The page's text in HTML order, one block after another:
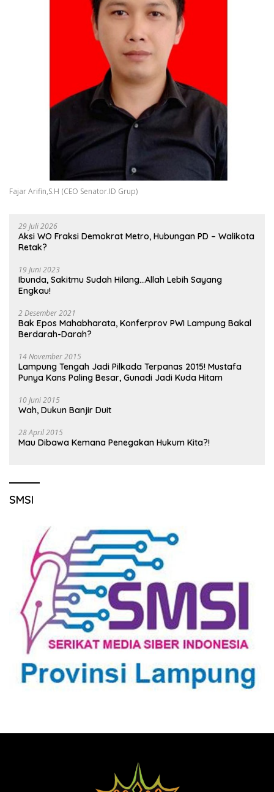
Fajar Arifin,S.H (CEO Senator.ID Grup)
29 Juli 2026
Aksi WO Fraksi Demokrat Metro, Hubungan PD – Walikota
Retak?
19 Juni 2023
Ibunda, Sakitmu Sudah Hilang…Allah Lebih Sayang
Engkau!
2 Desember 2021
Bak Epos Mahabharata, Konferprov PWI Lampung Bakal
Berdarah-Darah?
14 November 2015
Lampung Tengah Jadi Pilkada Terpanas 2015! Mustafa
Punya Kans Paling Besar, Gunadi Jadi Kuda Hitam
10 Juni 2015
Wah, Dukun Banjir Duit
28 April 2015
Mau Dibawa Kemana Penegakan Hukum Kita?!
SMSI